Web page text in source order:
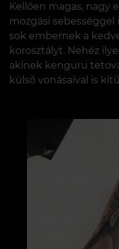
Kellően magas, nagy
mozgási
sok embernek a
korosztályt. Nehéz
akinek kenguru
külső vonásaival is